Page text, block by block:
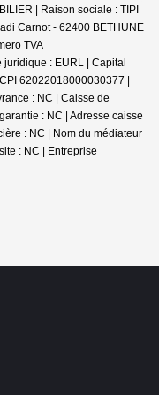
| Raison sociale : TIPI
Carnot - 62400 BETHUNE
TVA
juridique : EURL | Capital
62022018000030377 |
: NC | Caisse de
: NC | Adresse caisse
: NC | Nom du médiateur
: NC | Entreprise